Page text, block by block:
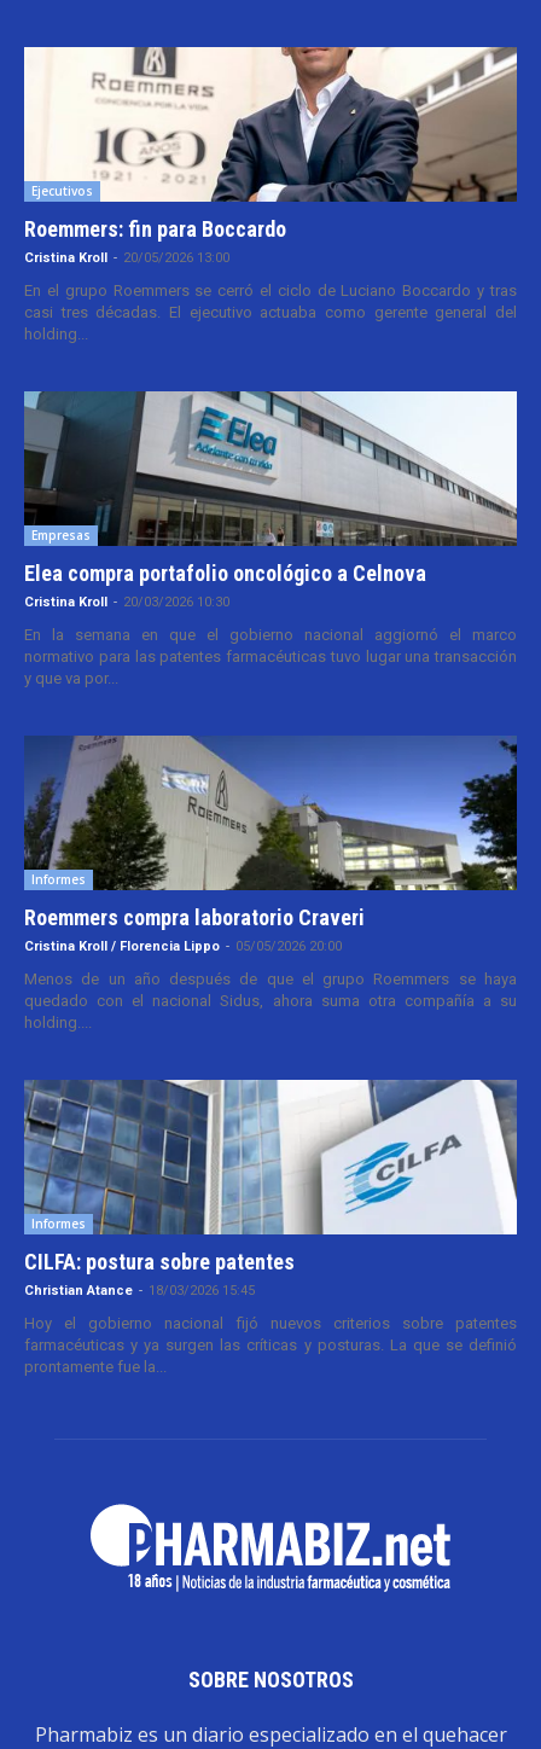
Ejecutivos
Roemmers: fin para Boccardo
Cristina Kroll - 20/05/2026 13:00
En el grupo Roemmers se cerró el ciclo de Luciano Boccardo y tras
casi tres décadas. El ejecutivo actuaba como gerente general del
holding...
Empresas
Elea compra portafolio oncológico a Celnova
Cristina Kroll - 20/03/2026 10:30
En la semana en que el gobierno nacional aggiornó el marco
normativo para las patentes farmacéuticas tuvo lugar una transacción
y que va por...
Informes
Roemmers compra laboratorio Craveri
Cristina Kroll / Florencia Lippo - 05/05/2026 20:00
Menos de un año después de que el grupo Roemmers se haya
quedado con el nacional Sidus, ahora suma otra compañía a su
holding....
Informes
CILFA: postura sobre patentes
Christian Atance - 18/03/2026 15:45
Hoy el gobierno nacional fijó nuevos criterios sobre patentes
farmacéuticas y ya surgen las críticas y posturas. La que se definió
prontamente fue la...
SOBRE NOSOTROS
Pharmabiz es un diario especializado en el quehacer